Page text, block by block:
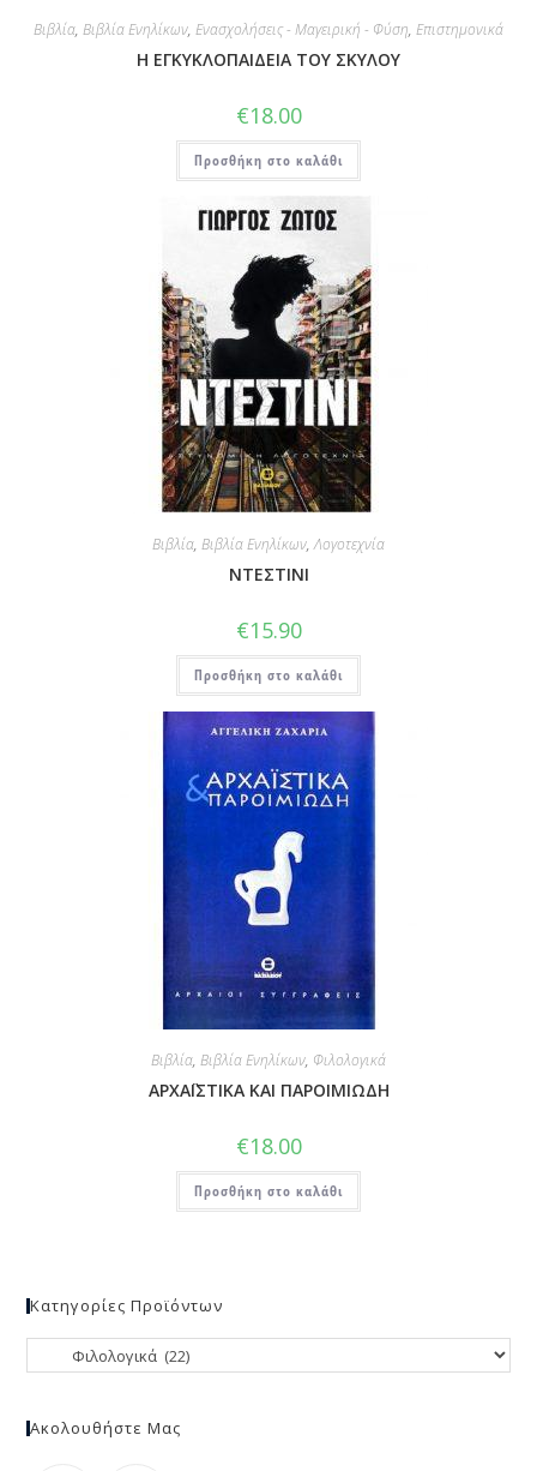
Βιβλία, Βιβλία Ενηλίκων, Ενασχολήσεις - Μαγειρική - Φύση, Επιστημονικά
Η ΕΓΚΥΚΛΟΠΑΙΔΕΙΑ ΤΟΥ ΣΚΥΛΟΥ
€18.00
Προσθήκη στο καλάθι
Βιβλία, Βιβλία Ενηλίκων,Λογοτεχνία
ΝΤΕΣΤΙΝΙ
€15.90
Προσθήκη στο καλάθι
Βιβλία, Βιβλία Ενηλίκων, Φιλολογικά
ΑΡΧΑΪΣΤΙΚΑ ΚΑΙ ΠΑΡΟΙΜΙΩΔΗ
€18.00
Προσθήκη στο καλάθι
Κατηγορίες Προϊόντων
Ακολουθήστε Μας